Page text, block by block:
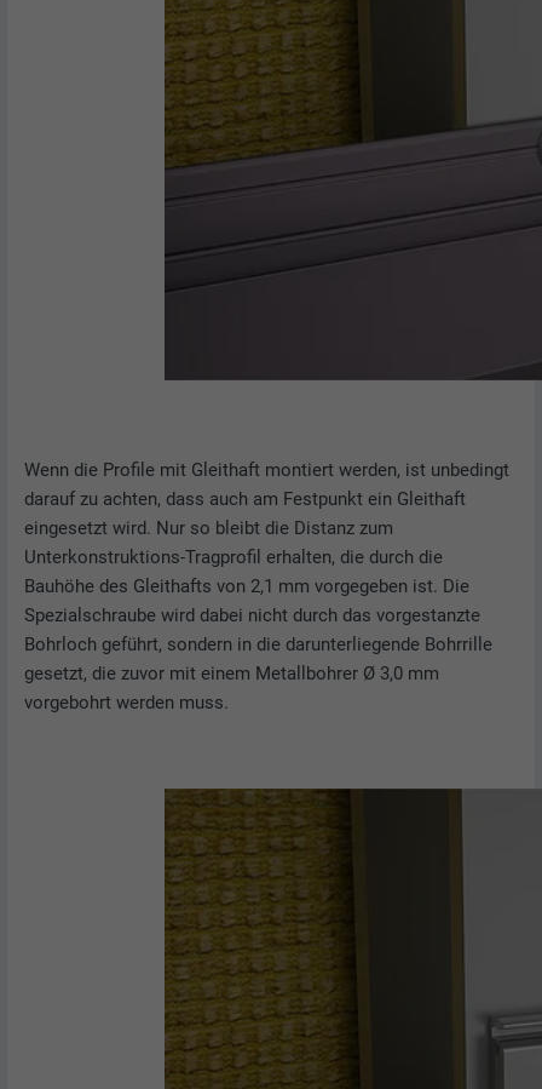
Wenn die Profile mit Gleithaft montiert werden, ist unbedingt
darauf zu achten, dass auch am Festpunkt ein Gleithaft
eingesetzt wird. Nur so bleibt die Distanz zum
Unterkonstruktions-Tragprofil erhalten, die durch die
Bauhöhe des Gleithafts von 2,1 mm vorgegeben ist. Die
Spezialschraube wird dabei nicht durch das vorgestanzte
Bohrloch geführt, sondern in die darunterliegende Bohrrille
gesetzt, die zuvor mit einem Metallbohrer Ø 3,0 mm
vorgebohrt werden muss.